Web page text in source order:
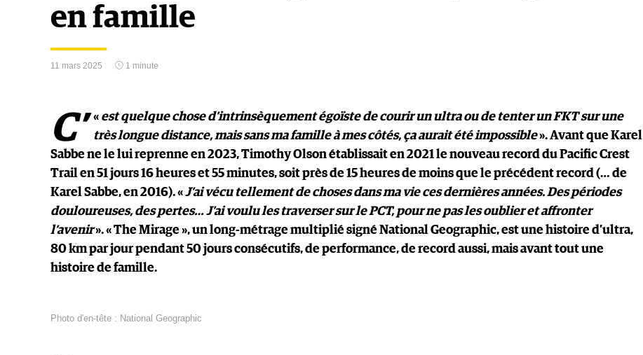
en famille
11 mars 2025 1 minute
«
C’
est quelque chose d’intrinsèquement égoïste de courir un ultra ou de tenter un FKT sur une
très longue distance, mais sans ma famille à mes côtés, ça aurait été impossible». Avant que Karel
Sabbe ne le lui reprenne en 2023, Timothy Olson établissait en 2021 le nouveau record du Pacific Crest
Trail en 51 jours 16 heures et 55 minutes, soit près de 15 heures de moins que le précédent record (… de
Karel Sabbe, en 2016). «J’ai vécu tellement de choses dans ma vie ces dernières années. Des périodes
douloureuses, des pertes… J’ai voulu les traverser sur le PCT, pour ne pas les oublier et affronter
l’avenir». « The Mirage », un long-métrage multiplié signé National Geographic, est une histoire d’ultra,
80 km par jour pendant 50 jours consécutifs, de performance, de record aussi, mais avant tout une
histoire de famille.
Photo d'en-tête : National Geographic